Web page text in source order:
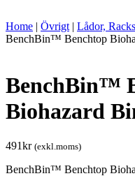
Home | Övrigt | Lådor,
BenchBin™ Benchtop
BenchBin™
Biohazard
491kr (exkl.moms)
BenchBin™ Benchtop